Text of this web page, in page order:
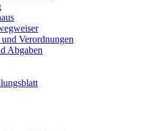
und Verordnungen
Abgaben